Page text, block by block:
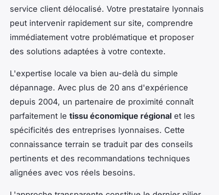
service client délocalisé. Votre prestataire lyonnais
peut intervenir rapidement sur site, comprendre
immédiatement votre problématique et proposer
des solutions adaptées à votre contexte.
L'expertise locale va bien au-delà du simple
dépannage. Avec plus de 20 ans d'expérience
depuis 2004, un partenaire de proximité connaît
parfaitement le tissu économique régional et les
spécificités des entreprises lyonnaises. Cette
connaissance terrain se traduit par des conseils
pertinents et des recommandations techniques
alignées avec vos réels besoins.